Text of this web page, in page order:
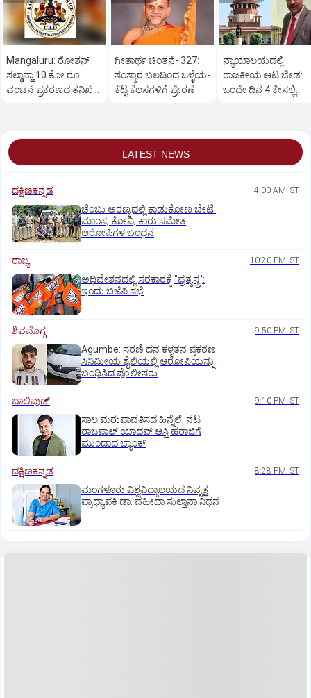
Mangaluru: ರೋಶನ್‌
ಸಲ್ಡಾನ್ಹಾ 10 ಕೋ.ರೂ.
ವಂಚನೆ ಪ್ರಕರಣದ ತನಿಖೆ
ಗೀತಾರ್ಥ ಚಿಂತನೆ- 327:
ಸಂಸ್ಕಾರ ಬಲದಿಂದ ಒಳ್ಳೆಯ-
ಕೆಟ್ಟ ಕೆಲಸಗಳಿಗೆ ಪ್ರೇರಣೆ
ನ್ಯಾಯಾಲಯದಲ್ಲಿ
ರಾಜಕೀಯ ಆಟ ಬೇಡ:
ಒಂದೇ ದಿನ 4 ಕೇಸಲ್ಲಿ
LATEST NEWS
ದಕ್ಷಿಣಕನ್ನಡ 4:00 AM IST
ಚೆಂಬು ಅರಣ್ಯದಲ್ಲಿ ಕಾಡುಕೋಣ ಬೇಟೆ:
ಮಾಂಸ, ಕೋವಿ, ಕಾರು ಸಮೇತ
ಆರೋಪಿಗಳ ಬಂಧನ
ರಾಜ್ಯ 10:20 PM IST
ಅಧಿವೇಶನದಲ್ಲಿ ಸರಕಾರಕ್ಕೆ "ಪ್ರತ್ಯಸ್ತ್ರ':
ಇಂದು ಬಿಜೆಪಿ ಸಭೆ
ಶಿವಮೊಗ್ಗ 9:50 PM IST
Agumbe: ಸರಣಿ ದನ ಕಳ್ಳತನ ಪ್ರಕರಣ:
ಸಿನಿಮೀಯ ಶೈಲಿಯಲ್ಲಿ ಆರೋಪಿಯನ್ನು
ಬಂಧಿಸಿದ ಪೊಲೀಸರು
ಬಾಲಿವುಡ್‌ 9:10 PM IST
ಸಾಲ ಮರುಪಾವತಿಸದ ಹಿನ್ನೆಲೆ: ನಟ
ರಾಜಪಾಲ್ ಯಾದವ್‌ ಆಸ್ತಿ ಹರಾಜಿಗೆ
ಮುಂದಾದ ಬ್ಯಾಂಕ್
ದಕ್ಷಿಣಕನ್ನಡ 8:28 PM IST
ಮಂಗಳೂರು ವಿಶ್ವವಿದ್ಯಾಲಯದ ನಿವೃತ್ತ
ಪ್ರಾಧ್ಯಾಪಕಿ ಡಾ. ವಹೀದಾ ಸುಲ್ತಾನಾ ನಿಧನ